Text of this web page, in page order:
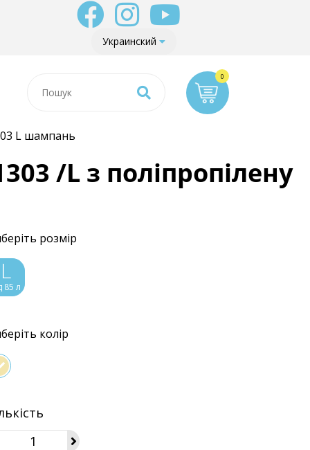
Украинский
L шампань
/L з поліпропілену
розмір
L
85 л
колір